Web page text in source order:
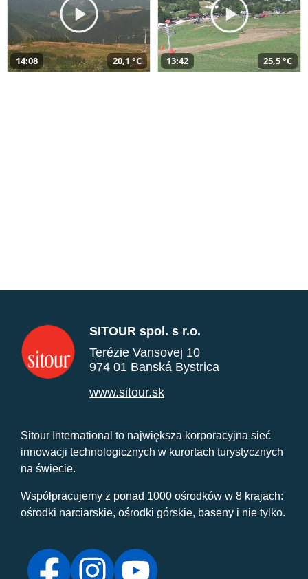
14:08 20,1 °C 13:42 25,5 °C
SITOUR spol. s r.o.
Terézie Vansovej 10
974 01 Banská Bystrica
www.sitour.sk
Sitour International to największa korporacyjna sieć
innowacji technologicznych w kurortach turystycznych
na świecie.
Współpracujemy z ponad 1000 ośrodków w 8 krajach:
ośrodki narciarskie, ośrodki górskie, baseny i nie tylko.